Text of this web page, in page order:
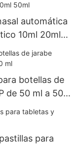
automática
10ml 20ml
botellas de
de 50 ml a 500
para